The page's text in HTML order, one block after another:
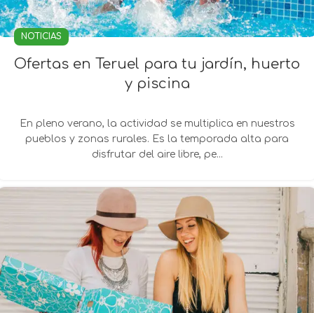
NOTICIAS
Ofertas en Teruel para tu jardín, huerto
y piscina
En pleno verano, la actividad se multiplica en nuestros
pueblos y zonas rurales. Es la temporada alta para
disfrutar del aire libre, pe...